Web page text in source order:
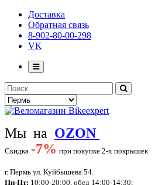
Доставка
Обратная связь
8-902-80-00-298
VK
Мы на OZON
Скидка -7% при покупке 2-х покрышек
г. Пермь ул. Куйбышева 54.
Пн-Пт: 10:00-20:00, обед 14:00-14:30;